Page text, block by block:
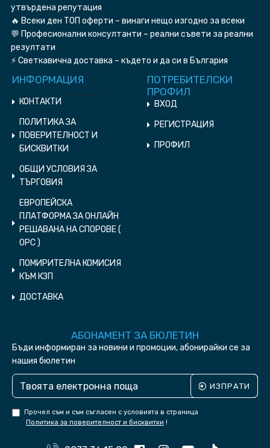
утвърдена репутация
🔥 Всеки ден ТОП оферти – винаги нещо изгодно за всеки
💬 Професионални консултанти – реални съвети за реални
резултати
⚡ Светкавична доставка – където и да си в България
ИНФОРМАЦИЯ
КОНТАКТИ
ПОЛИТИКА ЗА
ПОВЕРИТЕЛНОСТ И
БИСКВИТКИ
ОБЩИ УСЛОВИЯ ЗА
ТЪРГОВИЯ
ЕВРОПЕЙСКА
ПЛАТФОРМА ЗА ОНЛАЙН
РЕШАВАНА НА СПОРОВЕ (
ОPC )
ПОМИРИТЕЛНА КОМИСИЯ
КЪМ КЗП
ДОСТАВКА
ПОТРЕБИТЕЛСКИ
ПРОФИЛ
ВХОД
РЕГИСТРАЦИЯ
ПРОФИЛ
АБОНАМЕНТ ЗА БЮЛЕТИН
Бъди информиран за новини и промоции, абонирайки се за
нашия бюлетин
ИЗПРАТИ
Прочел съм и съм съгласен с условията в страница
Политика за поверителност и бисквитки !